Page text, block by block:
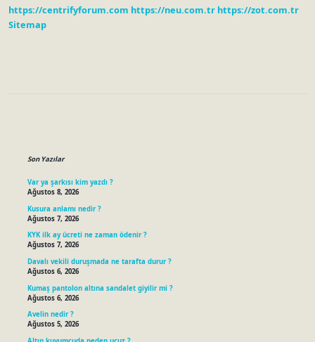
https://centrifyforum.com https://neu.com.tr https://zot.com.tr
Sitemap
Son Yazılar
Var ya şarkısı kim yazdı ?
Ağustos 8, 2026
Kusura anlamı nedir ?
Ağustos 7, 2026
KYK ilk ay ücreti ne zaman ödenir ?
Ağustos 7, 2026
Davalı vekili duruşmada ne tarafta durur ?
Ağustos 6, 2026
Kumaş pantolon altına sandalet giyilir mi ?
Ağustos 6, 2026
Avelin nedir ?
Ağustos 5, 2026